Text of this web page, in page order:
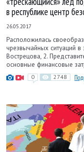
в республике центр
26.05.2017
Расположилась
чрезвычайных ситуаций
Вострецова, 2.
основные финансовые
0 2748